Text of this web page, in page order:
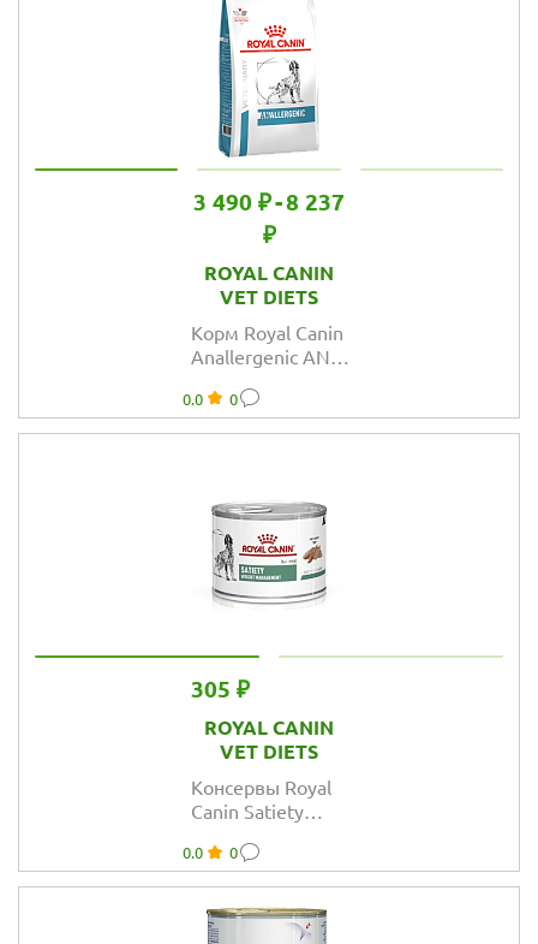
3 490 ₽-8 237
₽
ROYAL CANIN
VET DIETS
Корм Royal Canin
Anallergenic AN18
пищевой
аллергии и
0.0 0
305 ₽
ROYAL CANIN
VET DIETS
Консервы Royal
Canin Satiety
Management Wet
для собак при
избыточном
весе
0.0 0